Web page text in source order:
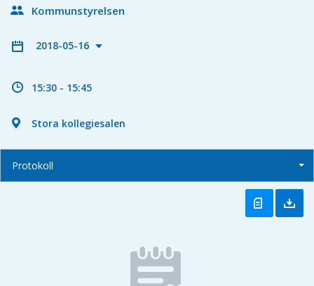
Kommunstyrelsen
2018-05-16
15:30 - 15:45
Stora kollegiesalen
Protokoll